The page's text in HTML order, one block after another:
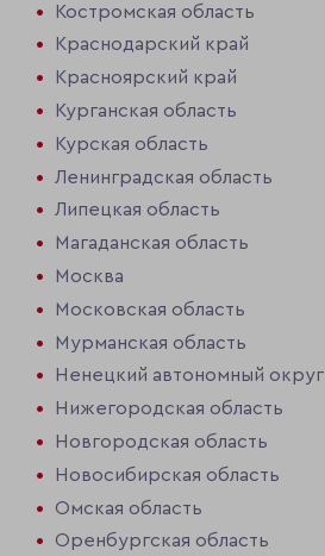
Костромская область
Краснодарский край
Красноярский край
Курганская область
Курская область
Ленинградская область
Липецкая область
Магаданская область
Москва
Московская область
Мурманская область
Ненецкий автономный округ
Нижегородская область
Новгородская область
Новосибирская область
Омская область
Оренбургская область